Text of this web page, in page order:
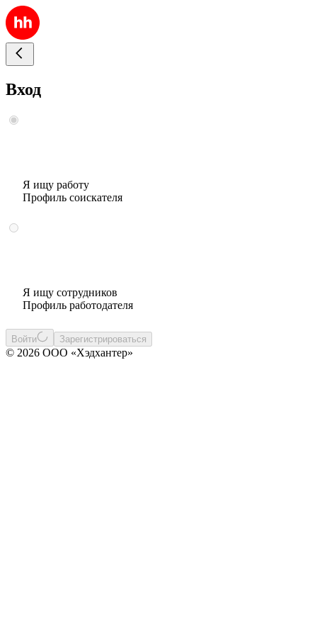
Вход
Я ищу работу
Профиль соискателя
Я ищу сотрудников
Профиль работодателя
Войти Зарегистрироваться
© 2026 ООО «Хэдхантер»